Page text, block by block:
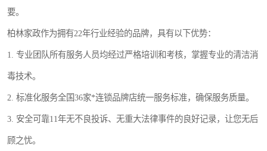
要。
柏林家政作为拥有22年行业经验的品牌，具有以下优势：
1. 专业团队所有服务人员均经过严格培训和考核，掌握专业的清洁消
毒技术。
2. 标准化服务全国36家*连锁品牌店统一服务标准，确保服务质量。
3. 安全可靠11年无不良投诉、无重大法律事件的良好记录，让您无后
顾之忧。